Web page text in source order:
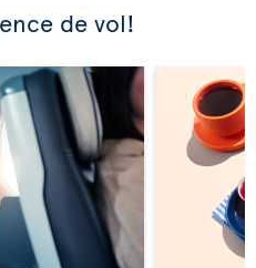
de vol!